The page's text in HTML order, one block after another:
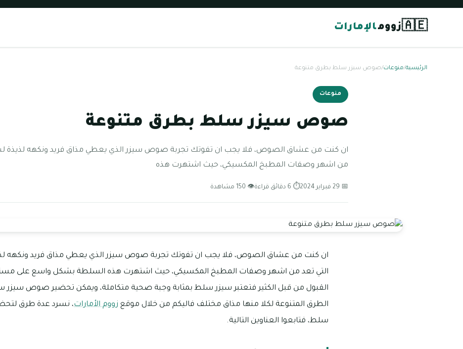
🇦🇪زوومالإمارات
الرئيسية/منوعات/صوص سيزر سلط بطرق متنوعة
منوعات
صوص سيزر سلط بطرق متنوعة
ان كنت من عشاق الصوص، فلا يجب ان تفوتك تجربة صوص سيزر الذي يعطي مذاق فريد ونكهه لذيذة
من اشهر وصفات المطبخ المكسيكي، حيث اشتهرت هذه
📅 29 فبراير 2024 ⏱ 6 دقائق قراءة 👁 150 مشاهدة
ان كنت من عشاق الصوص، فلا يجب ان تفوتك تجربة صوص سيزر الذي يعطي مذاق فريد ونكهه
التي تعد من اشهر وصفات المطبخ المكسيكي، حيث اشتهرت هذه السلطة بشكل واسع على
القبول من قبل الكثير فتعتبر سيزر سلط بمثابة وجبة صحية متكاملة، ويمكن تحضير صوص سيزر
الطرق المتنوعة لكلا منها مذاق مختلف فاليكم من خلال موقع زووم الأمارات، نسرد عدة طرق
سلط، فتابعوا العناوين التالية.